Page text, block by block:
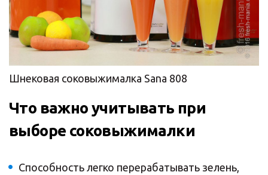
Шнековая соковыжималка Sana 808
Что важно учитывать при
выборе соковыжималки
Способность легко перерабатывать зелень,